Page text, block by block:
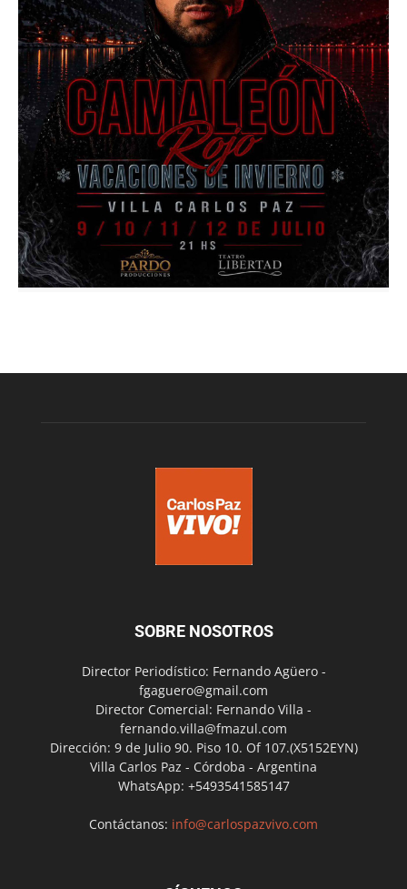
SOBRE NOSOTROS
Director Periodístico: Fernando Agüero -
fgaguero@gmail.com
Director Comercial: Fernando Villa -
fernando.villa@fmazul.com
Dirección: 9 de Julio 90. Piso 10. Of 107.(X5152EYN)
Villa Carlos Paz - Córdoba - Argentina
WhatsApp: +5493541585147
Contáctanos: info@carlospazvivo.com